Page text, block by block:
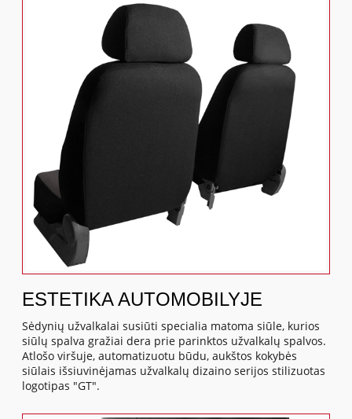
ESTETIKA AUTOMOBILYJE
Sėdynių užvalkalai susiūti specialia matoma siūle, kurios
siūlų spalva gražiai dera prie parinktos užvalkalų spalvos.
Atlošo viršuje, automatizuotu būdu, aukštos kokybės
siūlais išsiuvinėjamas užvalkalų dizaino serijos stilizuotas
logotipas "GT".